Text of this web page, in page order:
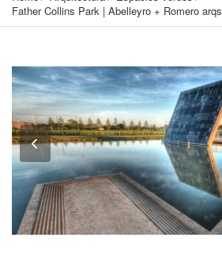
Father Collins Park | Abelleyro + Romero arqs